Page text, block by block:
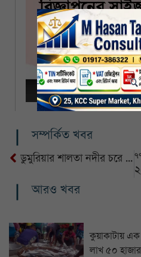
সম্পর্কিত খবর
ডুমুরিয়ার শালতা নদীর চরে চুনফ্যাক্টরী, জনস্বাস্থ্য হুমকির মুখে
আরও খবর
কুয়াকাটায় এক
লাখ ৫০